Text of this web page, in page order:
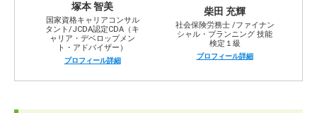
塚本 智美
国家資格キャリアコンサル
タント/JCDA認定CDA（キ
ャリア・デベロップメン
ト・アドバイザー）
プロフィール詳細
柴田 充輝
社会保険労務士 /ファイナン
シャル・プランニング 技能
検定１級
プロフィール詳細